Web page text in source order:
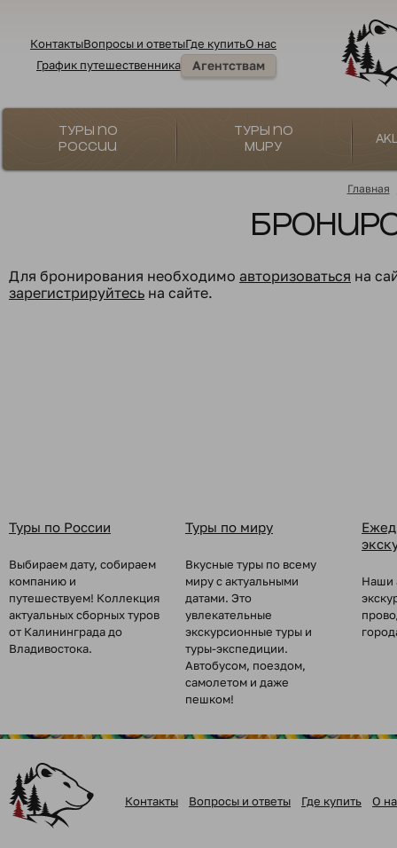
КонтактыВопросы и ответыГде купитьО нас
График путешественника
Агентствам
Туры по
России
Туры по
миру
Главная
Для бронирования необходимо авторизоваться на
зарегистрируйтесь на сайте.
Туры по России
Выбираем дату, собираем
компанию и
путешествуем! Коллекция
актуальных сборных туров
от Калининграда до
Владивостока.
Туры по миру
Вкусные туры по всему
миру с актуальными
датами. Это
увлекательные
экскурсионные туры и
туры-экспедиции.
Автобусом, поездом,
самолетом и даже
пешком!
Наши
Контакты Вопросы и ответы Где купить О